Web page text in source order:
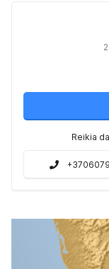
Reikia